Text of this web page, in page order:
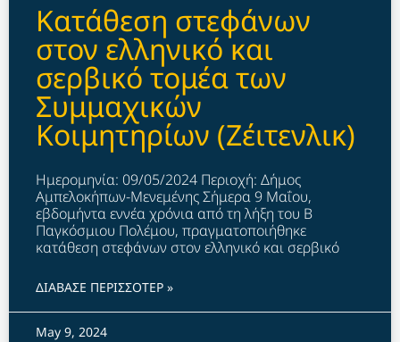
Kατάθεση στεφάνων
στον ελληνικό και
σερβικό τομέα των
Συμμαχικών
Κοιμητηρίων (Ζέιτενλικ)
Ημερομηνία: 09/05/2024 Περιοχή: Δήμος
Αμπελοκήπων-Μενεμένης Σήμερα 9 Μαΐου,
εβδομήντα εννέα χρόνια από τη λήξη του Β
Παγκόσμιου Πολέμου, πραγματοποιήθηκε
κατάθεση στεφάνων στον ελληνικό και σερβικό
ΔΙΑΒΑΣΕ ΠΕΡΙΣΣΟΤΕΡ »
May 9, 2024